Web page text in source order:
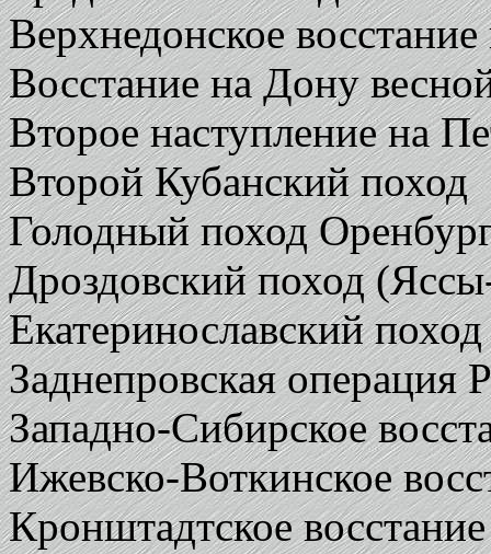
Верхнедонское
Восстание на Дону
Второе наступление на
Второй Кубанский поход
Голодный поход
Дроздовский поход
Екатеринославский поход
Заднепровская операция
Западно-Сибирское
Ижевско-Воткинское
Кронштадтское восстание